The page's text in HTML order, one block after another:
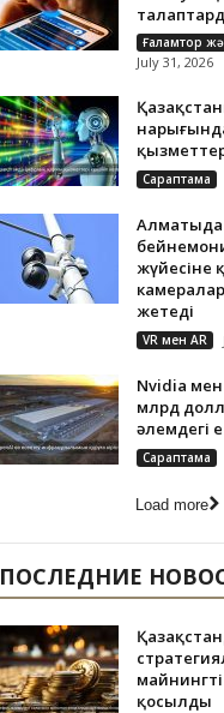
Ғаламтор
July 31, 2026
Сараптама
Алматыда
жүйесіне
жетеді
VR мен AR
Nvidia мен
млрд
әлемдегі ең
Сараптама
Load more
ПОСЛЕДНИЕ
майнингтің
қосылды